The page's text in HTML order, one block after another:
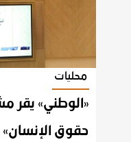
محليات
«الوطني» يقر
حقوق الإنسان»